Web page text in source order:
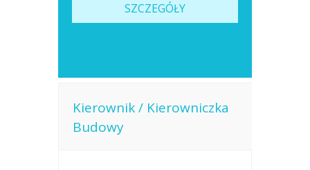
SZCZEGÓŁY
Kierownik / Kierowniczka
Budowy